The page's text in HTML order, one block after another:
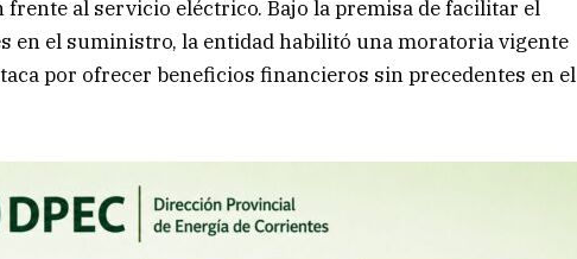
al servicio eléctrico. Bajo la premisa de facilitar el
el suministro, la entidad habilitó una moratoria vigente
por ofrecer beneficios financieros sin precedentes en el